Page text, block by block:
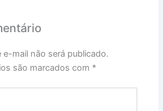
e-mail não será publicado.
são marcados com *